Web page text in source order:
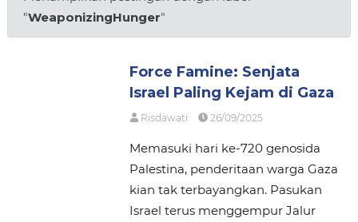
"WeaponizingHunger"
Force Famine: Senjata
Israel Paling Kejam di Gaza
Risdawati 26/09/2025
Memasuki hari ke-720 genosida
Palestina, penderitaan warga Gaza
kian tak terbayangkan. Pasukan
Israel terus menggempur Jalur